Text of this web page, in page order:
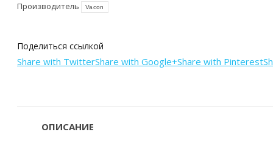
Производитель
Vacon
Поделиться ссылкой
Share with TwitterShare with Google+Share with Pinterest
ОПИСАНИЕ